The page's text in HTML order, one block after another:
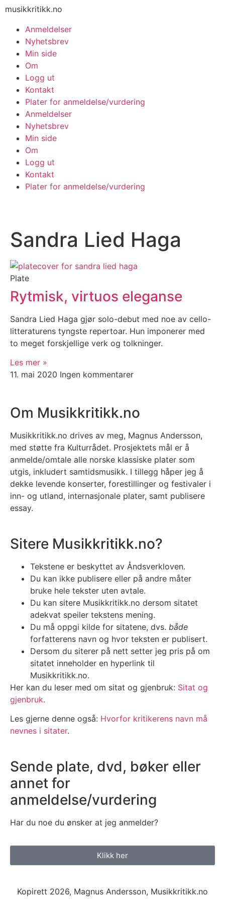
musikkritikk.no
Anmeldelser
Nyhetsbrev
Min side
Om
Logg ut
Kontakt
Plater for anmeldelse/vurdering
Anmeldelser
Nyhetsbrev
Min side
Om
Logg ut
Kontakt
Plater for anmeldelse/vurdering
Sandra Lied Haga
Plate
Rytmisk, virtuos eleganse
Sandra Lied Haga gjør solo-debut med noe av cello-
litteraturens tyngste repertoar. Hun imponerer med
to meget forskjellige verk og tolkninger.
Les mer »
11. mai 2020 Ingen kommentarer
Om Musikkritikk.no
Musikkritikk.no drives av meg, Magnus Andersson,
med støtte fra Kulturrådet. Prosjektets mål er å
anmelde/omtale alle norske klassiske plater som
utgis, inkludert samtidsmusikk. I tillegg håper jeg å
dekke levende konserter, forestillinger og festivaler i
inn- og utland, internasjonale plater, samt publisere
essay.
Sitere Musikkritikk.no?
Tekstene er beskyttet av Åndsverkloven.
Du kan ikke publisere eller på andre måter
bruke hele tekster uten avtale.
Du kan sitere Musikkritikk.no dersom sitatet
adekvat speiler tekstens mening.
Du må oppgi kilde for sitatene, dvs. både
forfatterens navn og hvor teksten er publisert.
Dersom du siterer på nett setter jeg pris på om
sitatet inneholder en hyperlink til
Musikkritikk.no.
Her kan du leser med om sitat og gjenbruk: Sitat og
gjenbruk.
Les gjerne denne også: Hvorfor kritikerens navn må
nevnes i sitater.
Sende plate, dvd, bøker eller
annet for
anmeldelse/vurdering
Har du noe du ønsker at jeg anmelder?
Klikk her
Kopirett 2026, Magnus Andersson, Musikkritikk.no